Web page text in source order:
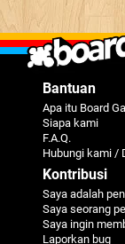
Bantuan
Apa itu Board
Siapa kami
F.A.Q.
Hubungi kami /
Kontribusi
Saya adalah
Saya seorang
Saya ingin
Laporkan bug